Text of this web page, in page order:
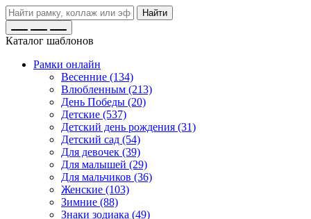
Найти
Каталог шаблонов
Рамки онлайн
Весенние (134)
Влюбленным (213)
День Победы (20)
Детские (537)
Детский день рождения (31)
Детский сад (54)
Для девочек (39)
Для малышей (29)
Для мальчиков (36)
Женские (103)
Зимние (88)
Знаки зодиака (49)